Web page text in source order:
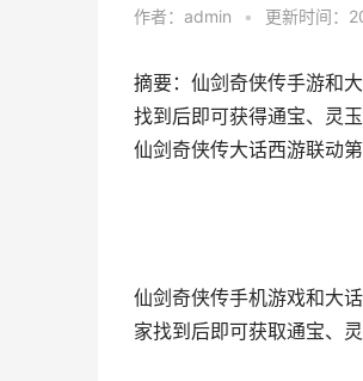
作者： admin • 更新时间：
摘要：仙剑奇侠传手游和
找到后即可获得通宝、灵
仙剑奇侠传大话西游联动
仙剑奇侠传手机游戏和大
家找到后即可获取通宝、